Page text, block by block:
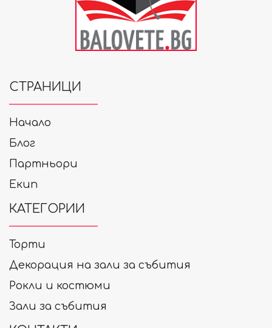
СТРАНИЦИ
Начало
Блог
Партньори
Екип
КАТЕГОРИИ
Торти
Декорация на зали за събития
Рокли и костюми
Зали за събития